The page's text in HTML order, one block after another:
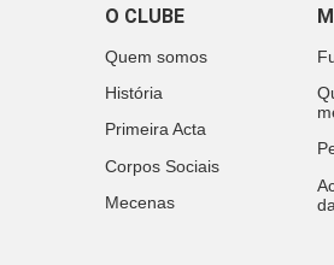
O CLUBE
Quem somos
História
Primeira Acta
Corpos Sociais
Mecenas